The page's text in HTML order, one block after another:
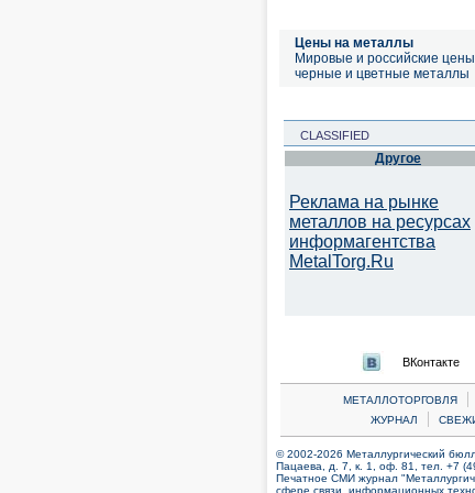
Цены на металлы
Мировые и российские
черные и цветные металлы
CLASSIFIED
Другое
Реклама на рынке
металлов на ресурсах
информагентства
MetalTorg.Ru
ВКонтакте
МЕТАЛЛОТОРГОВЛЯ |
ЖУРНАЛ
|
© 2002-2026 Металлургический
Пацаева, д. 7, к. 1, оф. 81, тел. +7
Печатное СМИ журнал
сфере связи, информационных